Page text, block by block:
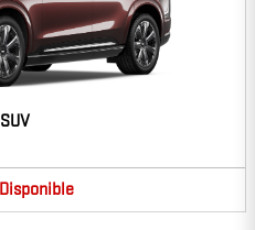
Disponible